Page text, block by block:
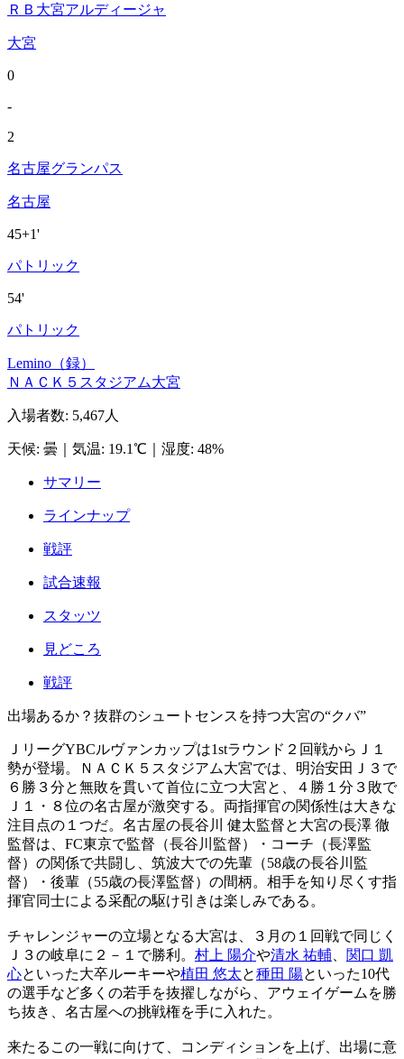
ＲＢ大宮アルディージャ
大宮
0
-
2
名古屋グランパス
名古屋
45+1'
パトリック
54'
パトリック
Lemino（録）
ＮＡＣＫ５スタジアム大宮
入場者数: 5,467人
天候: 曇 気温: 19.1℃ 湿度: 48%
サマリー
ラインナップ
戦評
試合速報
スタッツ
見どころ
戦評
出場あるか？抜群のシュートセンスを持つ大宮の“クバ”
ＪリーグYBCルヴァンカップは1stラウンド２回戦からＪ１
勢が登場。ＮＡＣＫ５スタジアム大宮では、明治安田Ｊ３で
６勝３分と無敗を貫いて首位に立つ大宮と、４勝１分３敗で
Ｊ１・８位の名古屋が激突する。両指揮官の関係性は大きな
注目点の１つだ。名古屋の長谷川 健太監督と大宮の長澤 徹
監督は、FC東京で監督（長谷川監督）・コーチ（長澤監
督）の関係で共闘し、筑波大での先輩（58歳の長谷川監
督）・後輩（55歳の長澤監督）の間柄。相手を知り尽くす指
揮官同士による采配の駆け引きは楽しみである。
チャレンジャーの立場となる大宮は、３月の１回戦で同じく
Ｊ３の岐阜に２－１で勝利。 村上 陽介や清水 祐輔
関口 凱
心といった大卒ルーキーや植田 悠太と種田 陽といった10代
の選手など多くの若手を抜擢しながら、アウェイゲームを勝
ち抜き、名古屋への挑戦権を手に入れた。
来たるこの一戦に向けて、コンディションを上げ、出場に意